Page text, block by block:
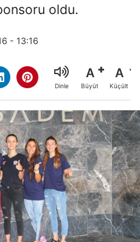
oldu.
- 13:16
Dinle
A
Büyüt
A
Küçült